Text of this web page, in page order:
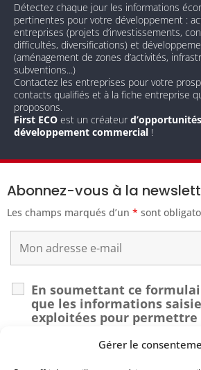
Gérer le
Détectez chaque jour les informations
pertinentes pour votre développement :
entreprises (projets d’investissements,
difficultés, diversifications) et
(aménagement de zones d’activités,
subventions...)
Contactez les entreprises pour votre
contacts qualifiés et à la fiche entreprise
proposons.
First ECO est un créateurd’opportunités
développement commercial !
Abonnez-vous à la
Les champs marqués d’un * sont
En soumettant ce
que les informations
exploitées pour permettre